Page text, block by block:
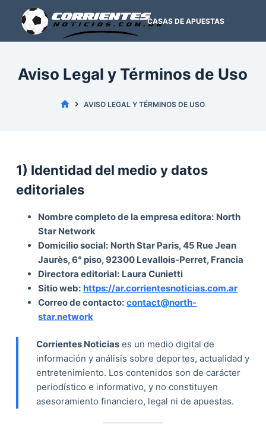
i
n
CASAS DE APUESTAS
Aviso Legal y Términos de Uso
FUTBOLAVISO LEGAL Y TÉRMINOS DE USO
1) Identidad del medio y datos
editoriales
Nombre completo de la empresa editora: North
Star Network
Domicilio social: North Star Paris, 45 Rue Jean
Jaurès, 6° piso, 92300 Levallois-Perret, Francia
Directora editorial: Laura Cunietti
Sitio web: https://ar.corrientesnoticias.com.ar
Correo de contacto: contact@north-
star.network
Corrientes Noticiases un medio digital de
información y análisis sobre deportes, actualidad y
entretenimiento. Los contenidos son de carácter
periodístico e informativo, y no constituyen
asesoramiento financiero, legal ni de apuestas.